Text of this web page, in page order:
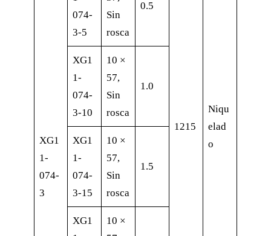
1215
Niqu
elad
o
XG1
1-
074-
3
074-
3-5
Sin
rosca
0.5
XG1
1-
074-
3-10
10 ×
57,
Sin
rosca
1.0
XG1
1-
074-
3-15
10 ×
57,
Sin
rosca
1.5
XG1
10 ×